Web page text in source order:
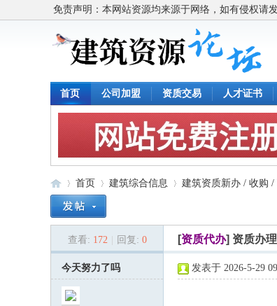
免责声明：本网站资源均来源于网络，如有侵权请
首页 公司加盟 资质交易 人才证书
首页
›
建筑综合信息 建筑资质新办 / 收购 /
查看: 172 回复: 0 [资质代办] 资质办
今天努力了吗 发表于 2026-5-29